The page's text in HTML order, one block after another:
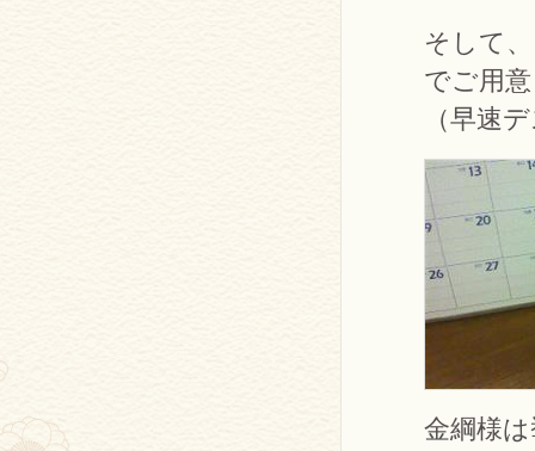
そして
でご用
（早速
金綱様